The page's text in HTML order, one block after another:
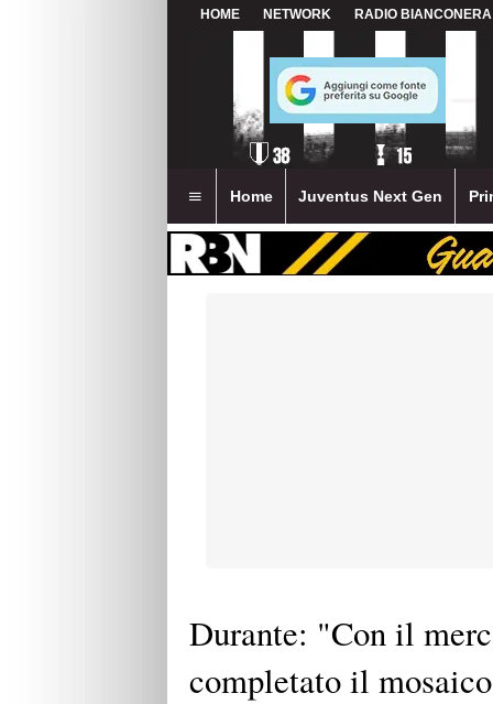
HOME NETWORK RADIO BIANCONERA
Home Juventus Next Gen
Durante: "Con il
completato il